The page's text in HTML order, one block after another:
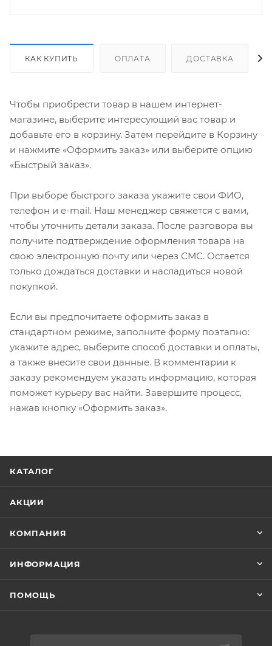
КАК КУПИТЬ ОПЛАТА ДОСТАВКА
Чтобы приобрести товар в нашем интернет-
магазине, выберите интересующий вас товар и
добавьте его в корзину. Затем перейдите в Корзину
и нажмите «Оформить заказ» или выберите опцию
«Быстрый заказ».
При выборе быстрого заказа укажите свои ФИО,
телефон и e-mail. Наш менеджер свяжется с вами,
чтобы уточнить детали заказа. После разговора вы
получите подтверждение оформления товара на
свою электронную почту или через СМС. Остается
только дождаться доставки и насладиться новой
покупкой.
Если вы предпочитаете оформить заказ в
стандартном режиме, заполните форму поэтапно:
укажите адрес, выберите способ доставки и оплаты,
а также внесите свои данные. В комментарии к
заказу рекомендуем указать информацию, которая
поможет курьеру вас найти. Завершите процесс,
нажав кнопку «Оформить заказ».
КАТАЛОГ
АКЦИИ
КОМПАНИЯ
ИНФОРМАЦИЯ
ПОМОЩЬ